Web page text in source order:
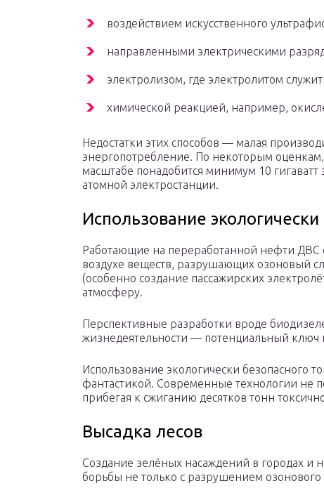
воздействием искусственного
направленными электрическими
электролизом, где электролитом
химической реакцией, например,
Недостатки этих способов — малая
энергопотребление. По некоторым
масштабе понадобится минимум 10
атомной электростанции.
Использование экологически
Работающие на переработанной нефти ДВС
воздухе веществ, разрушающих озоновый
(особенно создание пассажирских
атмосферу.
Перспективные разработки вроде
жизнедеятельности — потенциальный
Использование экологически безопасного
фантастикой. Современные технологии не
прибегая к сжиганию десятков тонн
Высадка лесов
Создание зелёных насаждений в городах и
борьбы не только с разрушением